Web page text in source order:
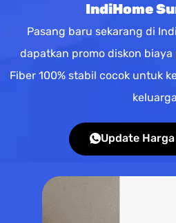
IndiHome
Pasang baru sekarang di
dapatkan promo diskon
Fiber 100% stabil cocok untuk
keluarga
Update